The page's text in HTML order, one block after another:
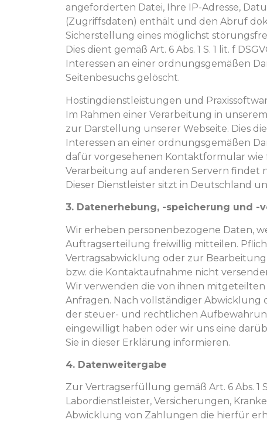
angeforderten Datei, Ihre IP-Adresse,
(Zugriffsdaten) enthält und den Abruf
Sicherstellung eines möglichst
Dies dient gemäß Art. 6 Abs. 1 S. 1 lit. f
Interessen an einer ordnungsgemäßen
Seitenbesuchs gelöscht.
Hostingdienstleistungen und
Im Rahmen einer Verarbeitung in
zur Darstellung unserer Webseite. Dies
Interessen an einer ordnungsgemäßen
dafür vorgesehenen Kontaktformular wie
Verarbeitung auf anderen Servern findet
Dieser Dienstleister sitzt in Deutschland
3. Datenerhebung, -speicherung und
Wir erheben personenbezogene Daten,
Auftragserteilung freiwillig mitteilen.
Vertragsabwicklung oder zur
bzw. die Kontaktaufnahme nicht
Wir verwenden die von ihnen mitgeteilten
Anfragen. Nach vollständiger
der steuer- und rechtlichen
eingewilligt haben oder wir uns eine
Sie in dieser Erklärung informieren.
4. Datenweitergabe
Zur Vertragserfüllung gemäß Art. 6 Abs.
Labordienstleister, Versicherungen,
Abwicklung von Zahlungen die hierfür